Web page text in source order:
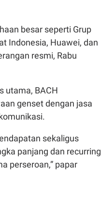
besar seperti Grup
Indonesia, Huawei, dan
resmi, Rabu
utama, BACH
genset dengan jasa
sekaligus
panjang dan recurring
perseroan,” papar